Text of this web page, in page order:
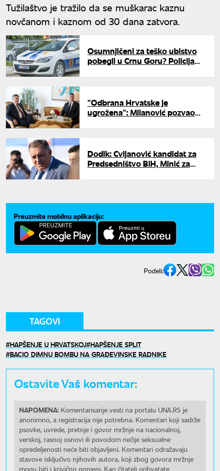
Tužilaštvo je tražilo da se muškarac kaznu
novčanom i kaznom od 30 dana zatvora.
Osumnjičeni za teško ubistvo
pobegli u Crnu Goru? Policija
"Odbrana Hrvatske je
ugrožena": Milanović pozvao
Dodik: Cvijanović kandidat za
Predsedništvo BiH, Minić za
Preuzmite mobilnu aplikaciju:
Podeli:
TAGOVI
HAPŠENJE U HRVATSKOJ HAPŠENJE SPLIT
BACIO DIMNU BOMBU NA GRAĐEVINSKE RADNIKE
Ostavite Vaš komentar:
NAPOMENA: Komentarisanje vesti na portalu UNA.RS je
anonimno, a registracija nije potrebna. Komentari koji sadrže
psovke, uvrede, pretnje i govor mržnje na nacionalnoj,
verskoj, rasnoj osnovi ili povodom nečije seksualne
opredeljenosti neće biti objavljeni. Komentari odražavaju
stavove isključivo njihovih autora, koji zbog govora mržnje
mogu biti i krivično gonjeni. Kao čitatelj prihvatate